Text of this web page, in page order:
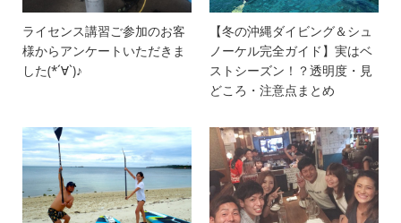
ライセンス講習ご参加のお客
様からアンケートいただきま
した(*´∀`)♪
【冬の沖縄ダイビング＆シュ
ノーケル完全ガイド】実はベ
ストシーズン！？透明度・見
どころ・注意点まとめ